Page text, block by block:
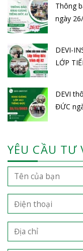
Thông
ngày
DEVI-
LỚP
DEVI
ĐỨC
YÊU CẦU TƯ